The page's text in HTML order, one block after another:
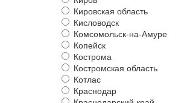
Кировская область
Кисловодск
Комсомольск-на-Амуре
Копейск
Кострома
Костромская область
Котлас
Краснодар